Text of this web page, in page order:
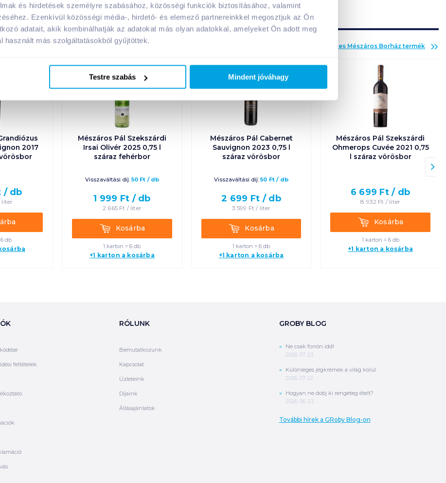
és hirdetések személyre szabásához, közösségi funkciók biztosításához, valamint
Ezenkívül közösségi média-, hirdető- és elemező partnereinkkel megosztjuk az Ön
adatait, akik kombinálhatják az adatokat más olyan adatokkal, amelyeket Ön adott meg
használt más szolgáltatásokból gyűjtöttek.
Testre szabás Mindent jóváhagy
A márka további termékei
Az összes Mészáros Borház termék
2017
/ db
liter
db
Mészáros Pál Szekszárdi
Irsai Olivér 2025 0,75 l
száraz fehérbor
Visszaváltási díj: 50Ft / db
1 999 Ft / db
2 665Ft / liter
KosárbaKosárba
1 karton = 6 db
+1 karton a kosárba
Mészáros Pál Cabernet
Sauvignon 2023 0,75 l
száraz vörösbor
Visszaváltási díj: 50 Ft / db
2 699 Ft / db
3 599 Ft / liter
KosárbaKosárba
1 karton = 6 db
+1 karton a kosárba
Mészáros Pál Szekszárdi
Ohmerops Cuvée 2021 0,75
l száraz vörösbor
6 699 Ft / db
8 932 Ft / liter
KosárbaKosárba
1 karton = 6 db
+1 karton a kosárba
feltételek
RÓLUNK
Bemutatkozunk
Kapcsolat
Üzleteink
Díjaink
Állásajánlatok
GROBY BLOG
Ne csak forrón idd!
2026. 07. 23.
Különleges jégkrémek a világ körül
2026. 07. 22.
Hogyan ne dobj ki rengeteg ételt?
2026. 06. 23.
További hírek a GRoby Blog-on